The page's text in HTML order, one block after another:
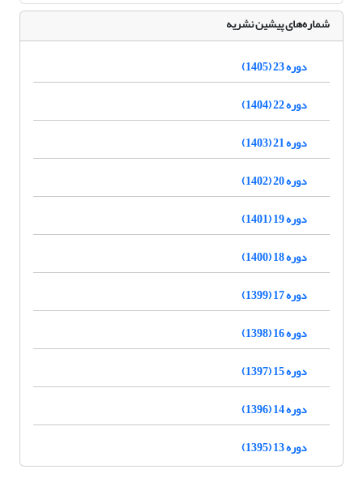
شماره‌های پیشین نشریه
دوره 23 (1405)
دوره 22 (1404)
دوره 21 (1403)
دوره 20 (1402)
دوره 19 (1401)
دوره 18 (1400)
دوره 17 (1399)
دوره 16 (1398)
دوره 15 (1397)
دوره 14 (1396)
دوره 13 (1395)